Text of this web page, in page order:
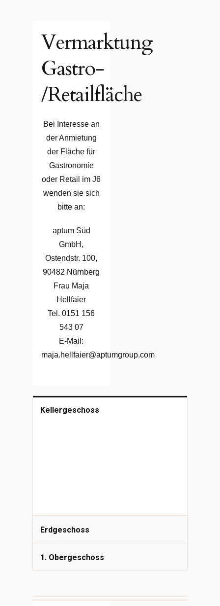
Vermarktung
Gastro-
/Retailfläche
Bei Interesse an
der Anmietung
der Fläche für
Gastronomie
oder Retail im J6
wenden sie sich
bitte an:
aptum Süd
GmbH,
Ostendstr. 100,
90482 Nürnberg
Frau Maja
Hellfaier
Tel.0151 156
543 07
E-Mail:
maja.hellfaier@aptumgroup.com
Kellergeschoss
Erdgeschoss
1. Obergeschoss